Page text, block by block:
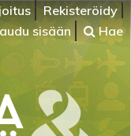
Rekisteröidy
sisään
Hae